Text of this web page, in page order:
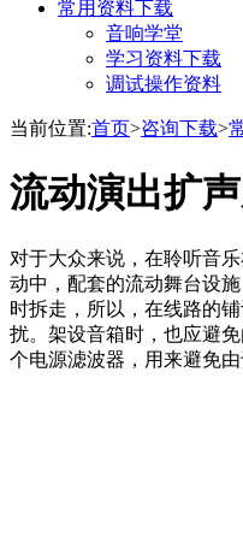
常用资料下载
音响学堂
学习资料下载
调试操作资料
当前位置:首页>咨询下载>
流动演出扩
对于大众来说，在聆听音
动中，配套的流动舞台设
时拆走，所以，在线路的
扰。架设音箱时，也应避
个电源滤波器，用来避免